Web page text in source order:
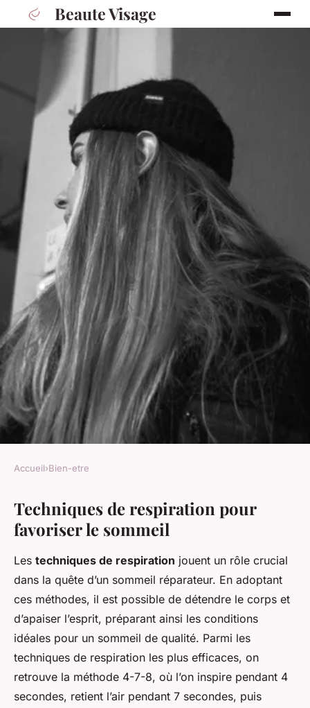
Beaute Visage
Optimisez votre sommeil :
Techniques de respiration
pour favoriser le repos chez
les femmes
Antonin 22 février 2025 6 min de lecture
Accueil›Bien-etre
Techniques de respiration pour
favoriser le sommeil
Les techniques de respiration jouent un rôle crucial
dans la quête d’un sommeil réparateur. En adoptant
ces méthodes, il est possible de détendre le corps et
d’apaiser l’esprit, préparant ainsi les conditions
idéales pour un sommeil de qualité. Parmi les
techniques de respiration les plus efficaces, on
retrouve la méthode 4-7-8, où l’on inspire pendant 4
secondes, retient l’air pendant 7 secondes, puis